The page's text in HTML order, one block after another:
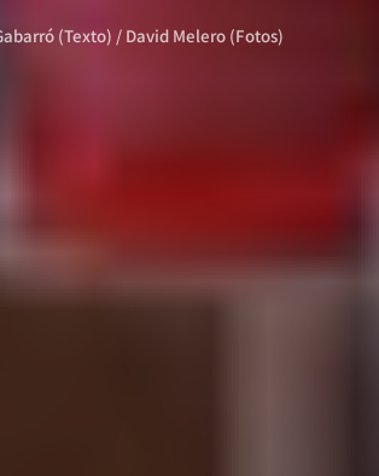
(Texto) / David Melero (Fotos)